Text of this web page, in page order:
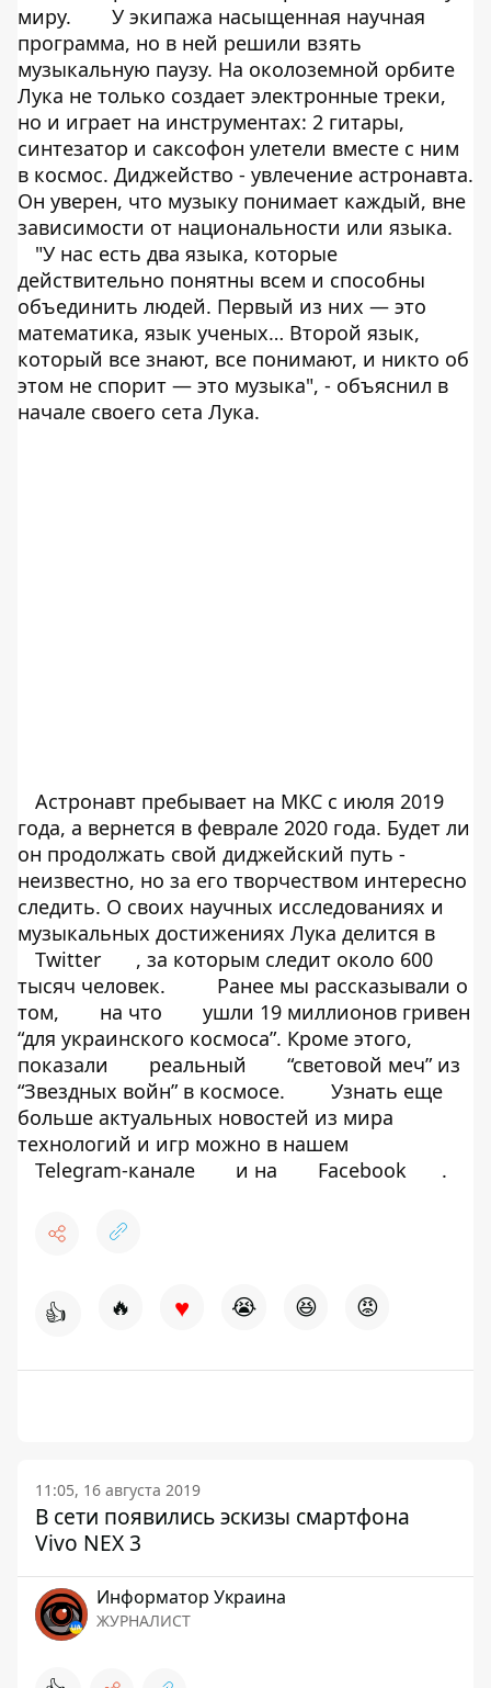
миру.
У экипажа насыщенная научная
программа, но в ней решили взять
музыкальную паузу. На околоземной орбите
Лука не только создает электронные треки,
но и играет на инструментах: 2 гитары,
синтезатор и саксофон улетели вместе с ним
в космос. Диджейство - увлечение астронавта.
Он уверен, что музыку понимает каждый, вне
зависимости от национальности или языка.
"У нас есть два языка, которые
действительно понятны всем и способны
объединить людей. Первый из них ― это
математика, язык ученых… Второй язык,
который все знают, все понимают, и никто об
этом не спорит ― это музыка", - объяснил в
начале своего сета Лука.
Астронавт пребывает на МКС с июля 2019
года, а вернется в феврале 2020 года. Будет ли
он продолжать свой диджейский путь -
неизвестно, но за его творчеством интересно
следить. О своих научных исследованиях и
музыкальных достижениях Лука делится в
Twitter
, за которым следит около 600
тысяч человек.
Ранее мы рассказывали о
том,
на что
ушли 19 миллионов гривен
“для украинского космоса”. Кроме этого,
показали
реальный
“световой меч” из
“Звездных войн” в космосе.
Узнать еще
больше актуальных новостей из мира
технологий и игр можно в нашем
Telegram-канале
и на Facebook .
👍 🔥 ♥ 😭 😆 😡
11:05, 16 августа 2019
В сети появились эскизы смартфона
Vivo NEX 3
Информатор Украина
ЖУРНАЛИСТ